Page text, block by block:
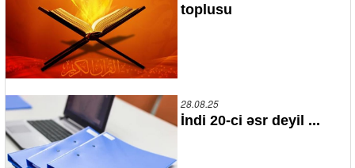
toplusu
28.08.25
İndi 20-ci əsr deyil ...